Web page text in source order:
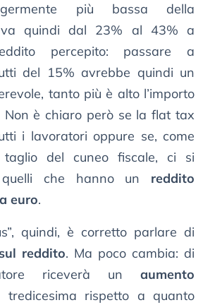
più bassa della
va quindi dal 23% al 43% a
percepito: passare a
del 15% avrebbe quindi un
tanto più è alto l’importo
Non è chiaro però se la flat tax
i lavoratori oppure se, come
del cuneo fiscale, ci si
quelli che hanno un reddito
euro.
quindi, è corretto parlare di
reddito. Ma poco cambia: di
riceverà un aumento
tredicesima rispetto a quanto